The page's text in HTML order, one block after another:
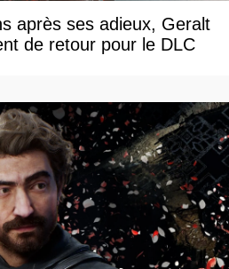
après ses adieux, Geralt
de retour pour le DLC